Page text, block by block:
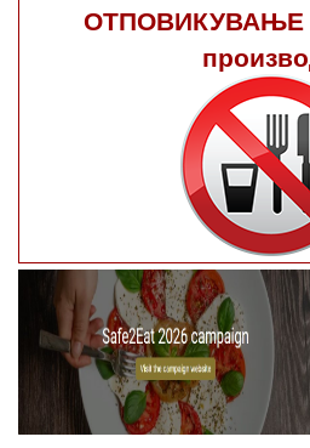
ОТПОВИКУВАЊЕ